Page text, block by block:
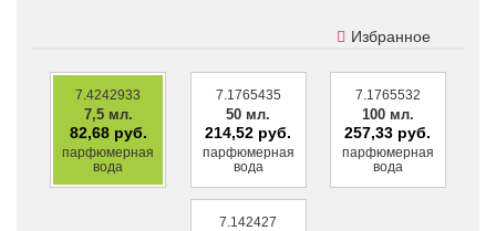
Избранное
7.4242933
7,5 мл.
82,68 руб.
парфюмерная
вода
7.1765435
50 мл.
214,52 руб.
парфюмерная
вода
7.1765532
100 мл.
257,33 руб.
парфюмерная
вода
7.142427